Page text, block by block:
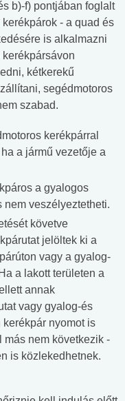
b)-f) pontjában foglalt
- a quad és
is alkalmazni
kétkerekű
segédmotoros
szabad.
kerékpárral
a jármű vezetője a
a gyalogos
nem veszélyeztetheti.
követve
jelöltek ki a
vagy a gyalog-
a lakott területen a
annak
vagy gyalog-és
nyomot is
más nem következik -
is közlekedhetnek.